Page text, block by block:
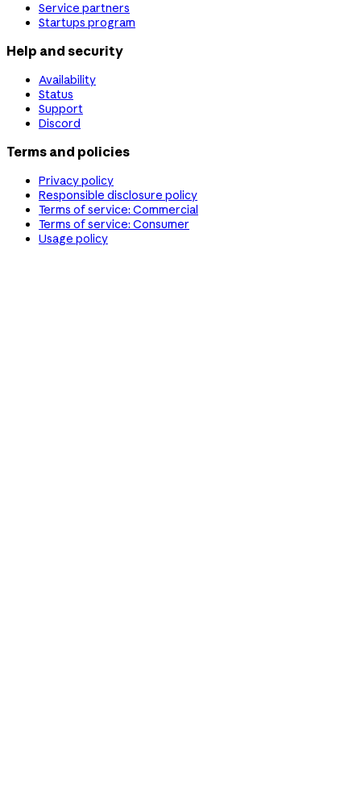
Service partners
Startups program
Help and security
Availability
Status
Support
Discord
Terms and policies
Privacy policy
Responsible disclosure policy
Terms of service: Commercial
Terms of service: Consumer
Usage policy